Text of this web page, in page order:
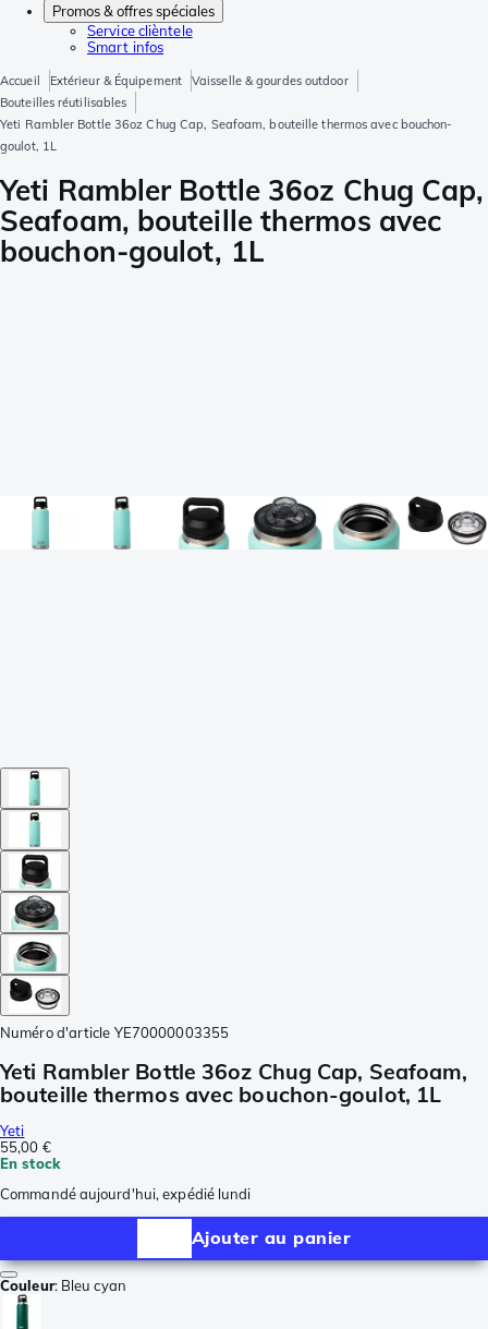
Promos & offres spéciales
Service clièntele
Smart infos
Accueil Extérieur & Équipement
Vaisselle & gourdes outdoor
Bouteilles réutilisables
Yeti Rambler Bottle 36oz Chug Cap, Seafoam, bouteille thermos avec bouchon-
goulot, 1L
Yeti Rambler Bottle 36oz Chug Cap,
Seafoam, bouteille thermos avec
bouchon-goulot, 1L
Numéro d'article YE70000003355
Yeti Rambler Bottle 36oz Chug Cap, Seafoam,
bouteille thermos avec bouchon-goulot, 1L
Yeti
55,00 €
En stock
Commandé aujourd'hui, expédié lundi
Ajouter au panier
Couleur: Bleu cyan